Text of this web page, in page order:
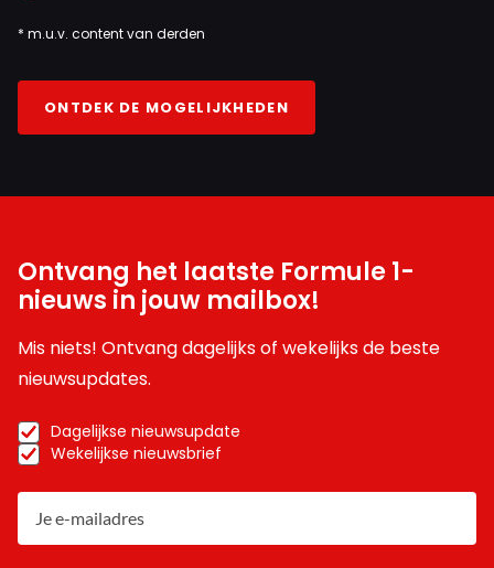
* m.u.v. content van derden
ONTDEK DE MOGELIJKHEDEN
Ontvang het laatste Formule 1-
nieuws in jouw mailbox!
Mis niets! Ontvang dagelijks of wekelijks de beste
nieuwsupdates.
Dagelijkse nieuwsupdate
Wekelijkse nieuwsbrief